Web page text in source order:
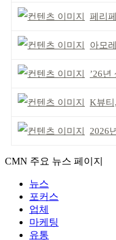
페리페
아모레
’26년
K뷰티,
2026년
CMN 주요 뉴스 페이지
뉴스
포커스
업체
마케팅
유통